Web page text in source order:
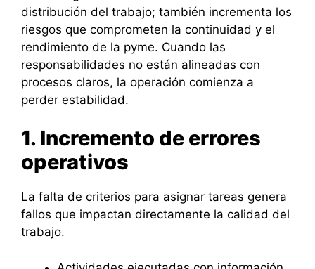
distribución del trabajo; también incrementa los
riesgos que comprometen la continuidad y el
rendimiento de la pyme. Cuando las
responsabilidades no están alineadas con
procesos claros, la operación comienza a
perder estabilidad.
1. Incremento de errores
operativos
La falta de criterios para asignar tareas genera
fallos que impactan directamente la calidad del
trabajo.